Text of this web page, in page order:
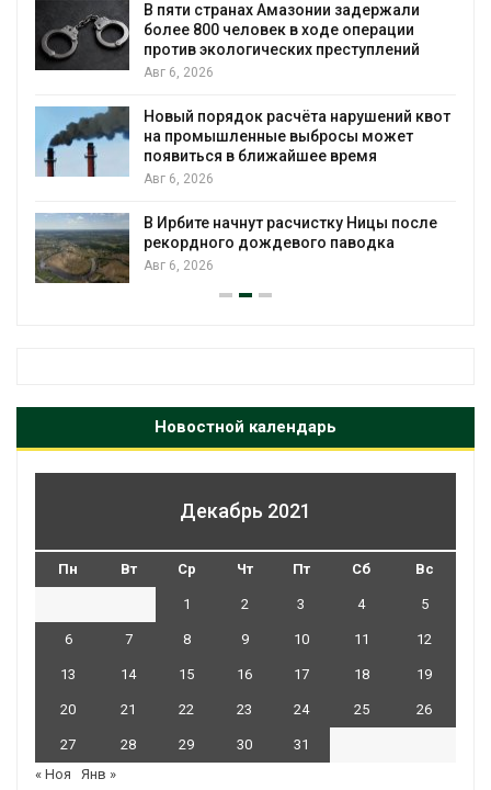
В пяти странах Амазонии задержали
более 800 человек в ходе операции
против экологических преступлений
Авг 6, 2026
Новый порядок расчёта нарушений квот
на промышленные выбросы может
появиться в ближайшее время
Авг 6, 2026
В Ирбите начнут расчистку Ницы после
рекордного дождевого паводка
Авг 6, 2026
Новостной календарь
Декабрь 2021
Пн Вт Ср Чт Пт Сб Вс
1 2 3 4 5
6 7 8 9 10 11 12
13 14 15 16 17 18 19
20 21 22 23 24 25 26
27 28 29 30
31
« Ноя
Янв »